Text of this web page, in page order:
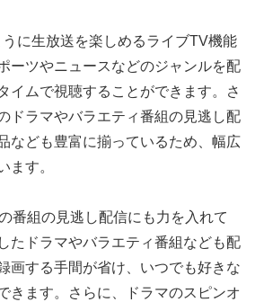
に生放送を楽しめるライブTV機能
ーツやニュースなどのジャンルを配
イムで視聴することができます。さ
ドラマやバラエティ番組の見逃し配
なども豊富に揃っているため、幅広
ます。
番組の見逃し配信にも力を入れて
たドラマやバラエティ番組なども配
画する手間が省け、いつでも好きな
きます。さらに、ドラマのスピンオ